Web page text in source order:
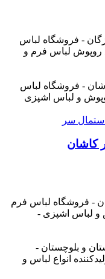
- فروشگاه لباس
روپوش لباس فرم و
سر
کاشان
- فروشگاه لباس فرم
و لباس اشپزی -